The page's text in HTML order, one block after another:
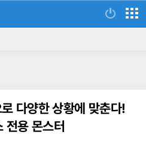
다양한 상황에 맞춘다!
전용 몬스터